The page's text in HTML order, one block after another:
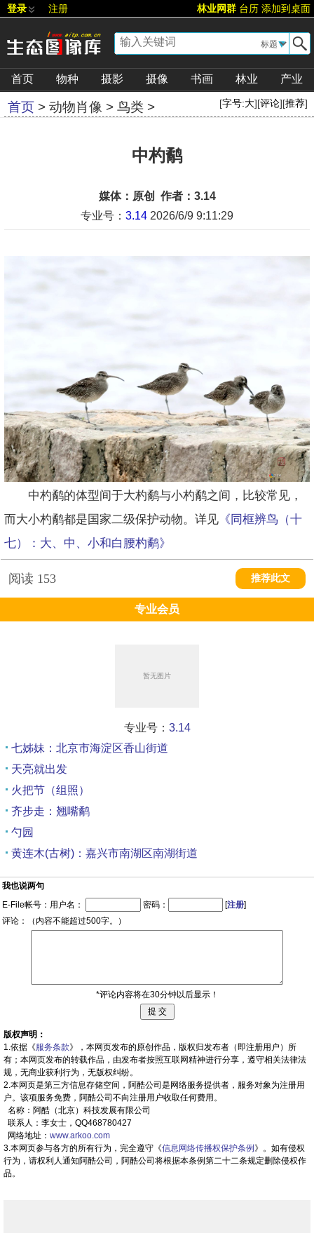
登录 注册 林业网群 台历 添加到桌面
▼
首页 物种 摄影 摄像 书画 林业 产业
首页 > 动物肖像 > 鸟类 > [字号:大][评论][推荐]
中杓鹬
媒体：原创 作者：3.14
专业号： 3.14 2026/6/9 9:11:29
中杓鹬的体型间于大杓鹬与小杓鹬之间，比较常见，
而大小杓鹬都是国家二级保护动物。详见 《同框辨鸟（十
七）：大、中、小和白腰杓鹬》
阅读 153 推荐此文
专业会员
专业号： 3.14
七姊妹：北京市海淀区香山街道
天亮就出发
火把节（组照）
齐步走：翘嘴鹬
勺园
黄连木(古树)：嘉兴市南湖区南湖街道
我也说两句
E-File帐号：用户名：
密码： [注册]
评论：（内容不能超过500字。）
*评论内容将在30分钟以后显示！
版权声明：
1.依据《服务条款》，本网页发布的原创作品，版权归发布者（即注册用户）所
有；本网页发布的转载作品，由发布者按照互联网精神进行分享，遵守相关法律法
规，无商业获利行为，无版权纠纷。
2.本网页是第三方信息存储空间，阿酷公司是网络服务提供者，服务对象为注册用
户。该项服务免费，阿酷公司不向注册用户收取任何费用。
名称：阿酷（北京）科技发展有限公司
联系人：李女士，QQ468780427
网络地址： www.arkoo.com
3.本网页参与各方的所有行为，完全遵守《信息网络传播权保护条例》。如有侵权
行为，请权利人通知阿酷公司，阿酷公司将根据本条例第二十二条规定删除侵权作
品。